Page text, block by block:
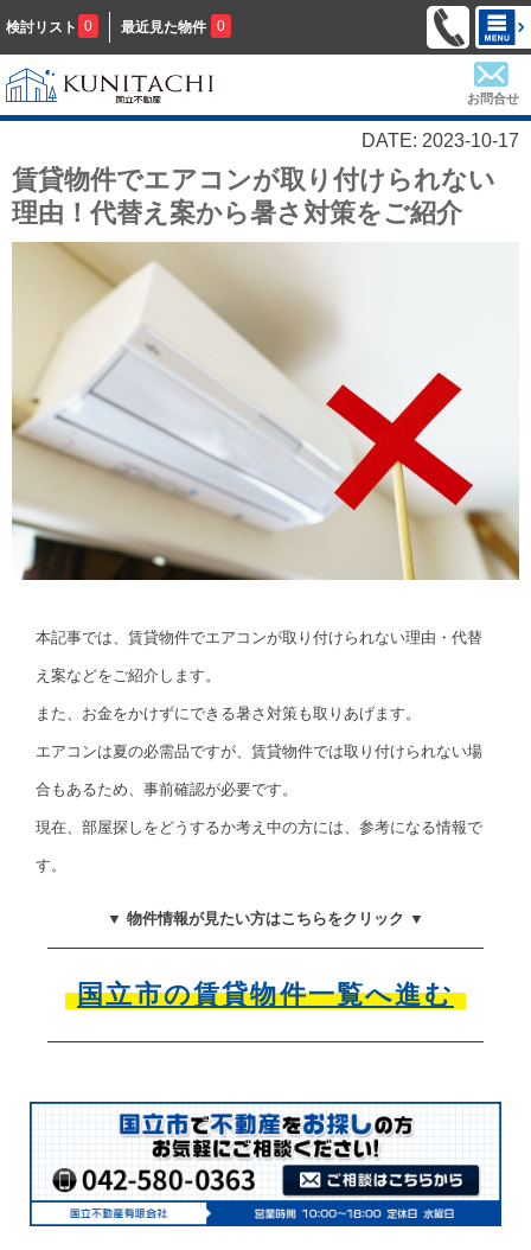
検討リスト 0 最近見た物件 0
お問合せ
DATE: 2023-10-17
賃貸物件でエアコンが取り付けられない
理由！代替え案から暑さ対策をご紹介
本記事では、賃貸物件でエアコンが取り付けられない理由・代替
え案などをご紹介します。
また、お金をかけずにできる暑さ対策も取りあげます。
エアコンは夏の必需品ですが、賃貸物件では取り付けられない場
合もあるため、事前確認が必要です。
現在、部屋探しをどうするか考え中の方には、参考になる情報で
す。
▼ 物件情報が見たい方はこちらをクリック ▼
国立市の賃貸物件一覧へ進む